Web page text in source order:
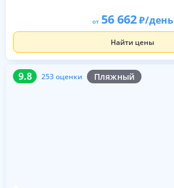
от 56 662 /день
Найти цены
9.8 253 оценки Пляжный
9.8 253 оценки